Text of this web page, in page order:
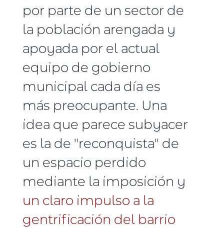
por parte de un sector de
la población arengada y
apoyada por el actual
equipo de gobierno
municipal cada día es
más preocupante. Una
idea que parece subyacer
es la de "reconquista" de
un espacio perdido
mediante la imposición y
un claro impulso a la
gentrificación del barrio